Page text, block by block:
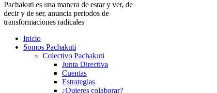
Pachakuti es una manera de estar y ver, de
decir y de ser, anuncia periodos de
transformaciones radicales
Inicio
Somos Pachakuti
Colectivo Pachakuti
Junta Directiva
Cuentas
Estrategias
¿Quieres colaborar?